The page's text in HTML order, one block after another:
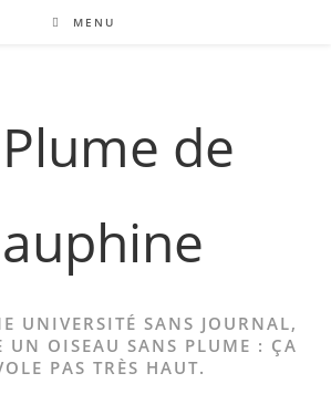
MENU
de
UNIVERSITÉ SANS JOURNAL,
UN OISEAU SANS PLUME : ÇA
PAS TRÈS HAUT.